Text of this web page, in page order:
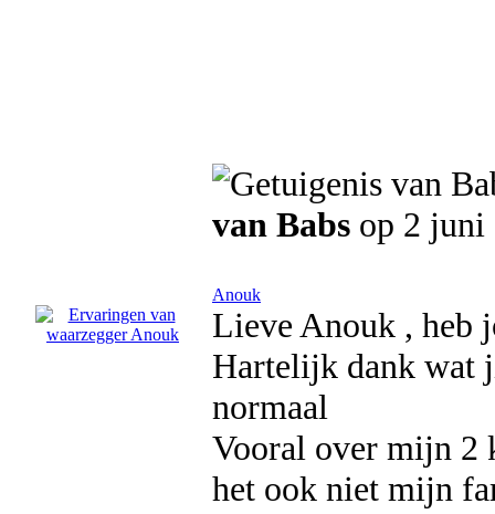
van Babs op 2 juni
Anouk
Lieve Anouk , heb
Hartelijk dank wat
normaal
Vooral over mijn 2
het ook niet mijn